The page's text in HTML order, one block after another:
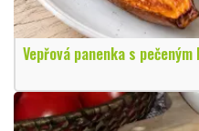
Vepřová panenka s